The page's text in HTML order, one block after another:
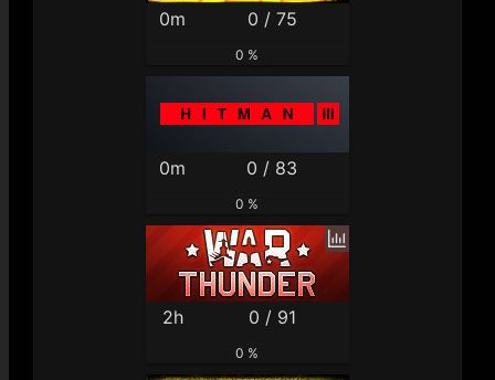
0m 0 / 75
0 %
0m 0 / 83
0 %
2h 0 / 91
0 %